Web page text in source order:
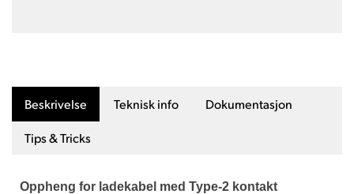
Beskrivelse Teknisk info Dokumentasjon
Tips & Tricks
Oppheng for ladekabel med Type-2 kontakt